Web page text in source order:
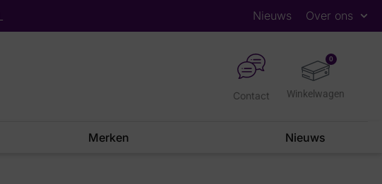
Nieuws Over ons
0
Contact
Merken Nieuws